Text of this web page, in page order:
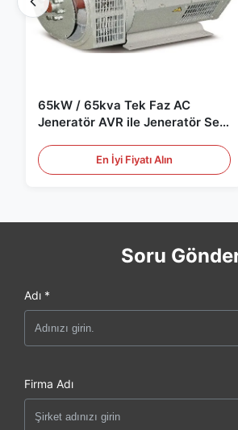
65kW / 65kva Tek Faz AC
Jeneratör AVR ile Jeneratör Set
En İyi Fiyatı Alın
Soru
Adı *
Firma Adı